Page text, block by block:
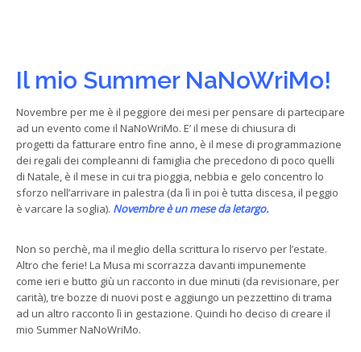
Il mio Summer NaNoWriMo!
Novembre per me è il peggiore dei mesi per pensare di partecipare
ad un evento come il NaNoWriMo. E’ il mese di chiusura di
progetti da fatturare entro fine anno, è il mese di programmazione
dei regali dei compleanni di famiglia che precedono di poco quelli
di Natale, è il mese in cui tra pioggia, nebbia e gelo concentro lo
sforzo nell’arrivare in palestra (da lì in poi è tutta discesa, il peggio
è varcare la soglia). Novembre è un mese da letargo.
Non so perchè, ma il meglio della scrittura lo riservo per l’estate.
Altro che ferie! La Musa mi scorrazza davanti impunemente
come ieri e butto giù un racconto in due minuti (da revisionare, per
carità), tre bozze di nuovi post e aggiungo un pezzettino di trama
ad un altro racconto lì in gestazione. Quindi ho deciso di creare il
mio Summer NaNoWriMo.